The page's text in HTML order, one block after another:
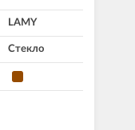
LAMY
Стекло